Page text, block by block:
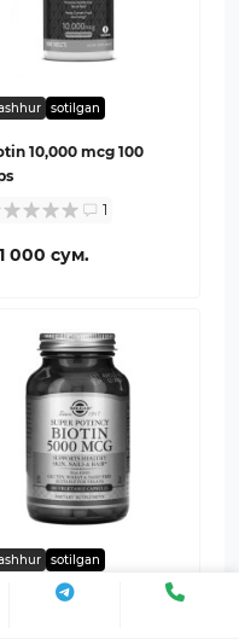
sotilgan
10,000 mcg 100
1
000 сум.
sotilgan
5000 mcg 100 tab